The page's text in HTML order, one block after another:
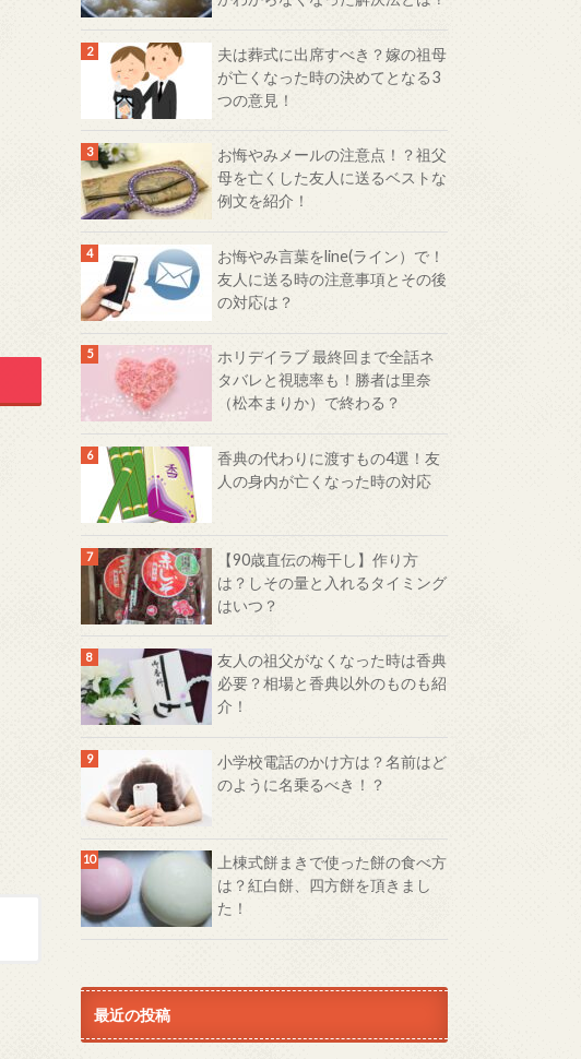
夫は葬式に出席すべき？嫁の祖母
が亡くなった時の決めてとなる3
つの意見！
お悔やみメールの注意点！？祖父
母を亡くした友人に送るベストな
例文を紹介！
お悔やみ言葉をline(ライン）で！
友人に送る時の注意事項とその後
の対応は？
ホリデイラブ 最終回まで全話ネ
タバレと視聴率も！勝者は里奈
（松本まりか）で終わる？
香典の代わりに渡すもの4選！友
人の身内が亡くなった時の対応
【90歳直伝の梅干し】作り方
は？しその量と入れるタイミング
はいつ？
友人の祖父がなくなった時は香典
必要？相場と香典以外のものも紹
介！
小学校電話のかけ方は？名前はど
のように名乗るべき！？
上棟式餅まきで使った餅の食べ方
は？紅白餅、四方餅を頂きまし
た！
最近の投稿